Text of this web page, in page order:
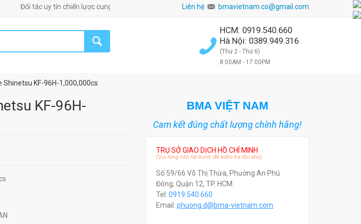
tác uy tín chiến lược cung cấp máy móc, thiết bị, nguyên phụ liệu công nghiệp!
Liên hệ bmavietnam.co@gmail.com
HCM: 0919.540.660
Hà Nội: 0389.949.316
(Thứ 2 - Thứ 6)
8:00AM - 17:00PM
Shinetsu KF-96H-1,000,000cs
KF-96H-
BMA VIỆT NAM
Cam kết đúng chất lượng chính hãng!
TRỤ SỞ GIAO DỊCH HỒ CHÍ MINH
(Vui lòng liên hệ trước để kiểm tra tồn kho)
Số 59/66 Võ Thị Thừa, Phường An Phú
Đông, Quận 12, TP. HCM.
Tel: 0919.540.660
Email: phuong.d@bma-vietnam.com